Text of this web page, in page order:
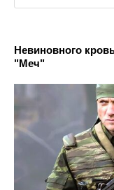
Невиновного
"Меч"